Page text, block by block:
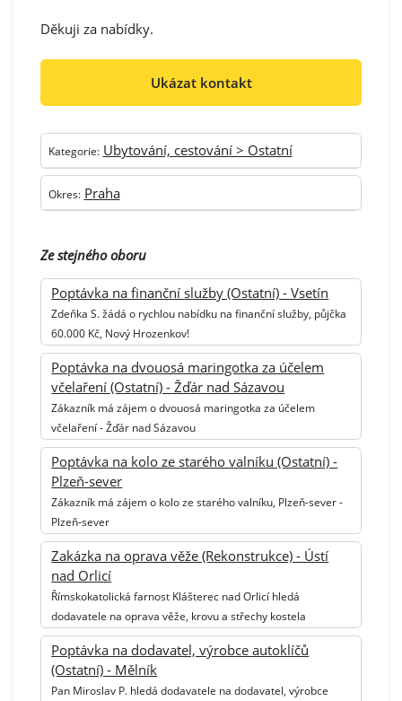
Děkuji za nabídky.
Ukázat kontakt
Kategorie: Ubytování, cestování > Ostatní
Okres: Praha
Ze stejného oboru
Poptávka na finanční služby (Ostatní) - Vsetín
Zdeňka S. žádá o rychlou nabídku na finanční služby, půjčka
60.000 Kč, Nový Hrozenkov!
Poptávka na dvouosá maringotka za účelem
včelaření (Ostatní) - Žďár nad Sázavou
Zákazník má zájem o dvouosá maringotka za účelem
včelaření - Žďár nad Sázavou
Poptávka na kolo ze starého valníku (Ostatní) -
Plzeň-sever
Zákazník má zájem o kolo ze starého valníku, Plzeň-sever -
Plzeň-sever
Zakázka na oprava věže (Rekonstrukce) - Ústí
nad Orlicí
Římskokatolická farnost Klášterec nad Orlicí hledá
dodavatele na oprava věže, krovu a střechy kostela
Poptávka na dodavatel, výrobce autoklíčů
(Ostatní) - Mělník
Pan Miroslav P. hledá dodavatele na dodavatel, výrobce